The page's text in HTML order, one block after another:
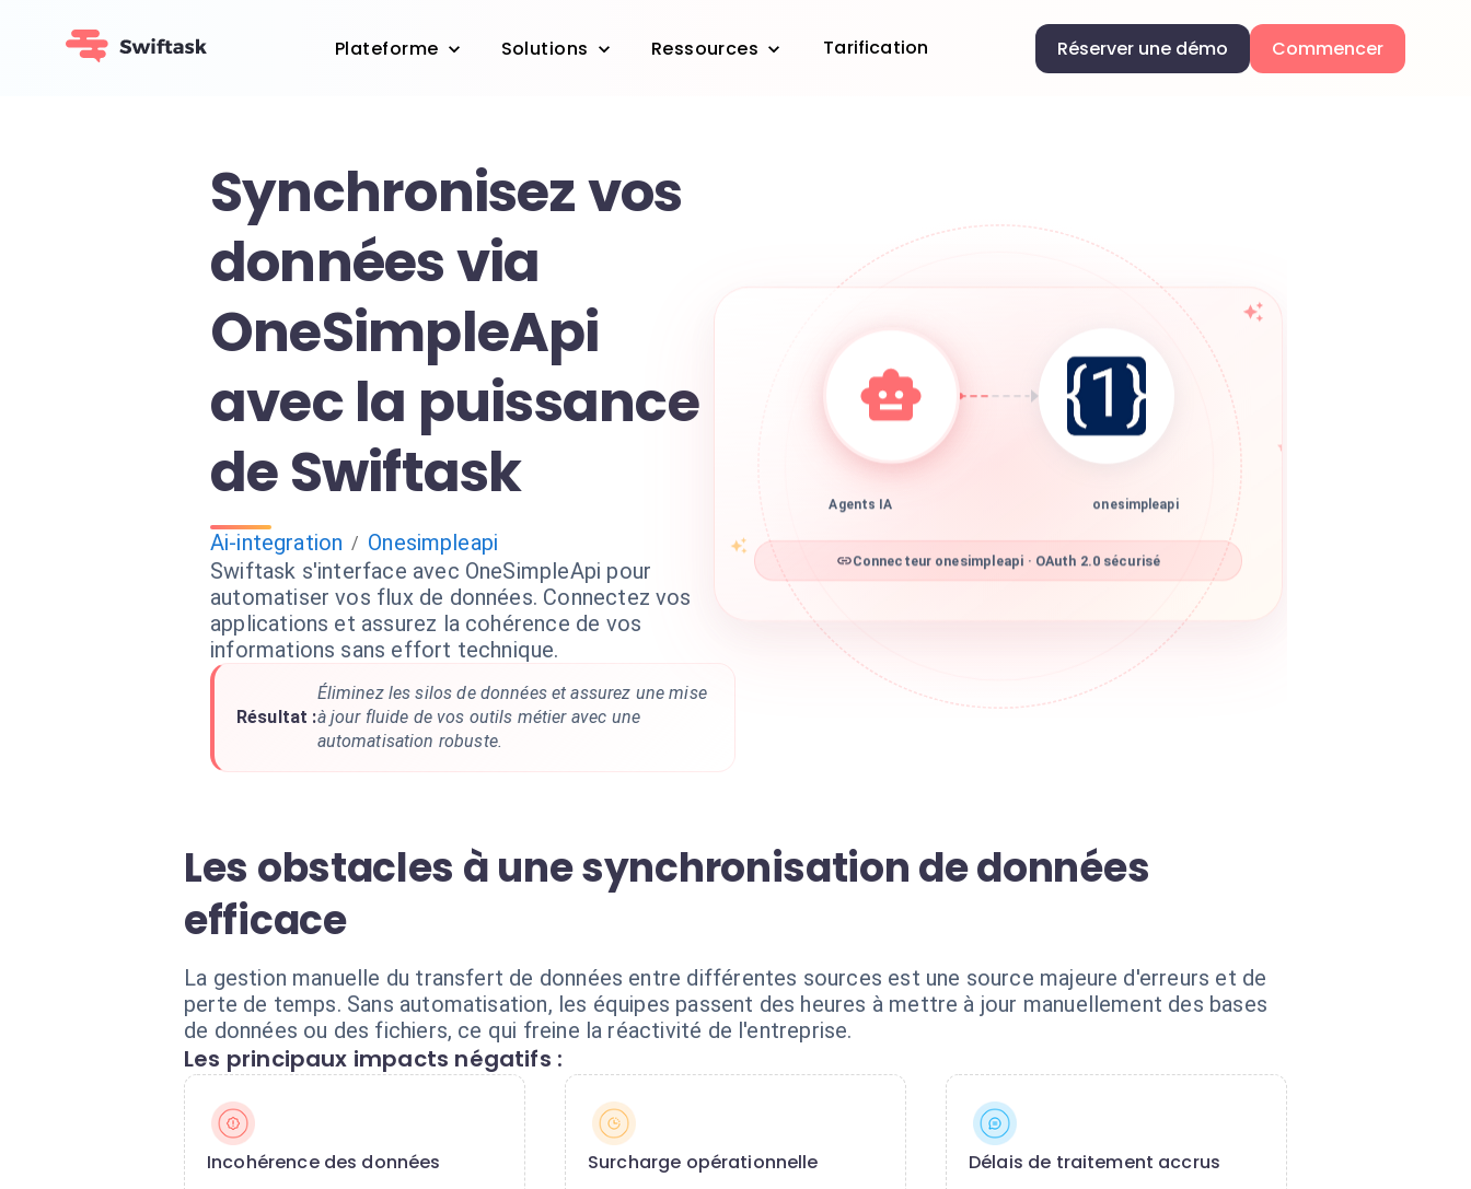
Plateforme Solutions Ressources Tarification Réserver une démo Commencer
Synchronisez vos
données via
OneSimpleApi
avec la puissance
de Swiftask
Ai-integration / Onesimpleapi
Swiftask s'interface avec OneSimpleApi pour
automatiser vos flux de données. Connectez vos
applications et assurez la cohérence de vos
informations sans effort technique.
Résultat :
Éliminez les silos de données et assurez une mise
à jour fluide de vos outils métier avec une
automatisation robuste.
Agents IA onesimpleapi
Connecteur onesimpleapi · OAuth 2.0 sécurisé
Les obstacles à une synchronisation de données
efficace
La gestion manuelle du transfert de données entre différentes sources est une source majeure d'erreurs et de
perte de temps. Sans automatisation, les équipes passent des heures à mettre à jour manuellement des bases
de données ou des fichiers, ce qui freine la réactivité de l'entreprise.
Les principaux impacts négatifs :
Incohérence des données Surcharge opérationnelle Délais de traitement accrus